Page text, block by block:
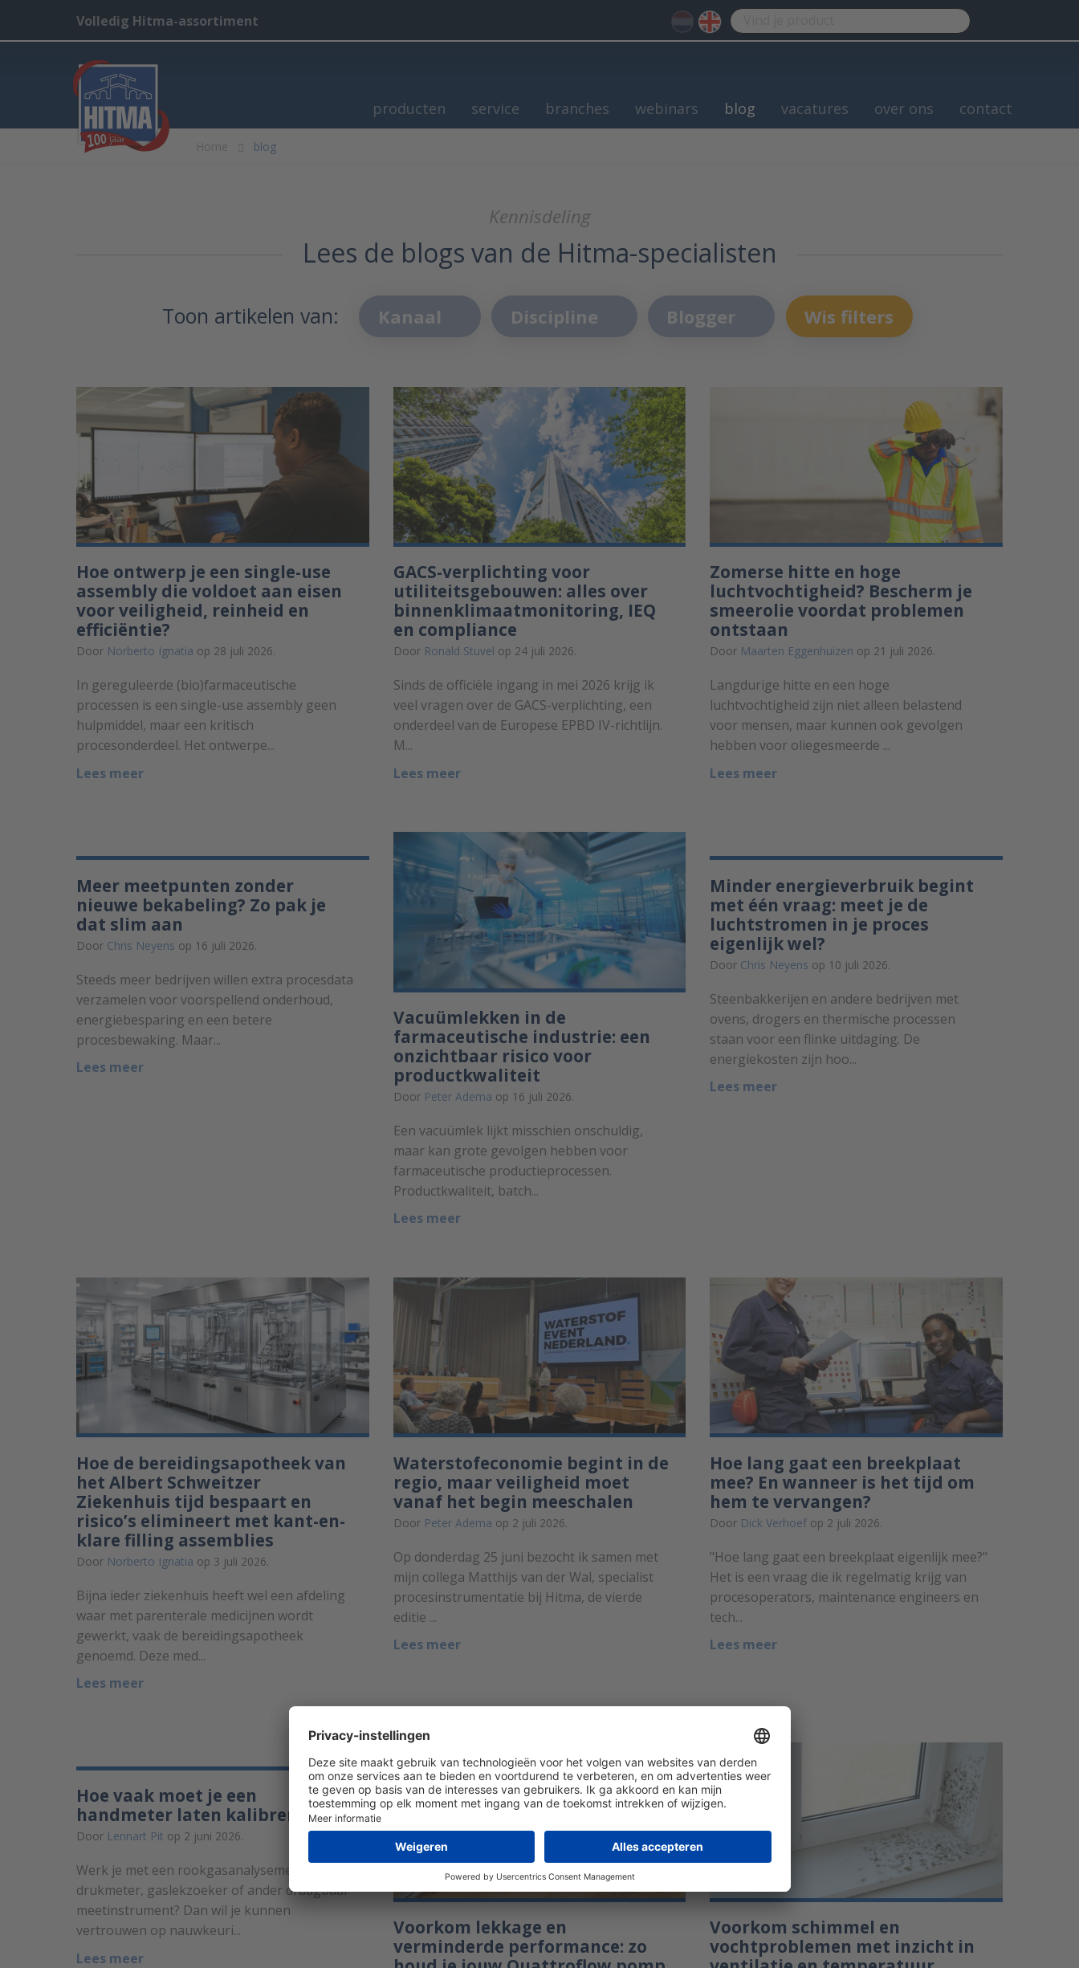
Volledig Hitma-assortiment
producten service branches webinars blog vacatures over ons contact
Home blog
Kennisdeling
Lees de blogs van de Hitma-specialisten
Toon artikelen van: Kanaal Discipline Blogger Wis filters
Hoe ontwerp je een single-use
assembly die voldoet aan eisen
voor veiligheid, reinheid en
efficiëntie?
Door Norberto Ignatia op 28 juli 2026.
In gereguleerde (bio)farmaceutische
processen is een single-use assembly geen
hulpmiddel, maar een kritisch
procesonderdeel. Het ontwerpe...
Lees meer
GACS-verplichting voor
utiliteitsgebouwen: alles over
binnenklimaatmonitoring, IEQ
en compliance
Door Ronald Stuvel op 24 juli 2026.
Sinds de officiële ingang in mei 2026 krijg ik
veel vragen over de GACS-verplichting, een
onderdeel van de Europese EPBD IV-richtlijn.
M...
Lees meer
Zomerse hitte en hoge
luchtvochtigheid? Bescherm je
smeerolie voordat problemen
ontstaan
Door Maarten Eggenhuizen op 21 juli 2026.
Langdurige hitte en een hoge
luchtvochtigheid zijn niet alleen belastend
voor mensen, maar kunnen ook gevolgen
hebben voor oliegesmeerde ...
Lees meer
Meer meetpunten zonder
nieuwe bekabeling? Zo pak je
dat slim aan
Door Chris Neyens op 16 juli 2026.
Steeds meer bedrijven willen extra procesdata
verzamelen voor voorspellend onderhoud,
energiebesparing en een betere
procesbewaking. Maar...
Lees meer
Vacuümlekken in de
farmaceutische industrie: een
onzichtbaar risico voor
productkwaliteit
Door Peter Adema op 16 juli 2026.
Een vacuümlek lijkt misschien onschuldig,
maar kan grote gevolgen hebben voor
farmaceutische productieprocessen.
Productkwaliteit, batch...
Lees meer
Minder energieverbruik begint
met één vraag: meet je de
luchtstromen in je proces
eigenlijk wel?
Door Chris Neyens op 10 juli 2026.
Steenbakkerijen en andere bedrijven met
ovens, drogers en thermische processen
staan voor een flinke uitdaging. De
energiekosten zijn hoo...
Lees meer
Hoe de bereidingsapotheek van
het Albert Schweitzer
Ziekenhuis tijd bespaart en
risico’s elimineert met kant-en-
klare filling assemblies
Door Norberto Ignatia op 3 juli 2026.
Bijna ieder ziekenhuis heeft wel een afdeling
waar met parenterale medicijnen wordt
gewerkt, vaak de bereidingsapotheek
genoemd. Deze med...
Lees meer
Waterstofeconomie begint in de
regio, maar veiligheid moet
vanaf het begin meeschalen
Door Peter Adema op 2 juli 2026.
Op donderdag 25 juni bezocht ik samen met
mijn collega Matthijs van der Wal, specialist
procesinstrumentatie bij Hitma, de vierde
editie ...
Lees meer
Hoe lang gaat een breekplaat
mee? En wanneer is het tijd om
hem te vervangen?
Door Dick Verhoef op 2 juli 2026.
"Hoe lang gaat een breekplaat eigenlijk mee?"
Het is een vraag die ik regelmatig krijg van
procesoperators, maintenance engineers en
tech...
Lees meer
Hoe vaak moet je een
handmeter laten kalibreren?
Door Lennart Pit op 2 juni 2026.
Werk je met een rookgasanalysemeter,
drukmeter, gaslekzoeker of ander draagbaar
meetinstrument? Dan wil je kunnen
vertrouwen op nauwkeuri...
Lees meer
Voorkom lekkage en
verminderde performance: zo
Voorkom schimmel en
vochtproblemen met inzicht in